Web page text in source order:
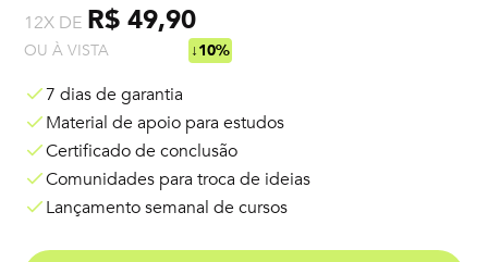
12X DE R$ 49,90
OU À VISTA ↓10%
7 dias de garantia
Material de apoio para estudos
Certificado de conclusão
Comunidades para troca de ideias
Lançamento semanal de cursos